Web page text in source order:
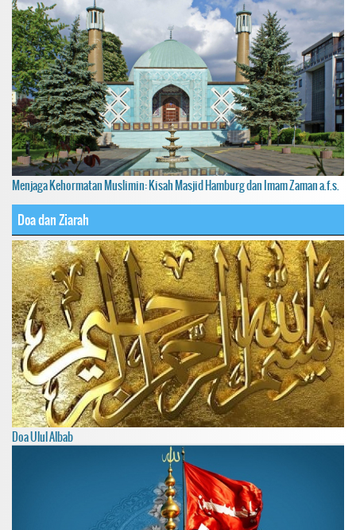
Menjaga Kehormatan Muslimin: Kisah Masjid Hamburg dan Imam Zaman a.f.s.
Doa dan Ziarah
Doa Ulul Albab